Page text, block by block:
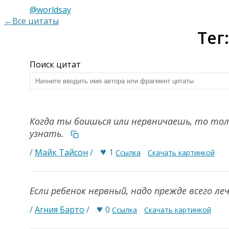
@worldsay
←Все цитаты
Поиск цитат
Когда ты боишься или нервничаешь, то
узнать.
/ Майк Тайсон / ♥ 1 Ссылка Скачать картинкой
Если ребенок нервный, надо прежде всего
/Агния Барто / ♥ 0 Ссылка Скачать картинкой